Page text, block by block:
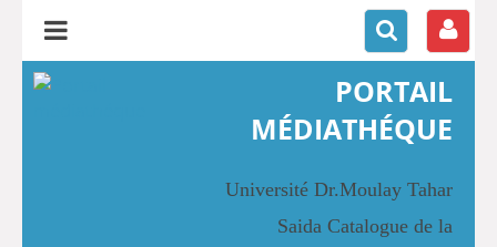
PORTAIL
MÉDIATHÉQUE
Université Dr.Moulay Tahar
Saida Catalogue de la